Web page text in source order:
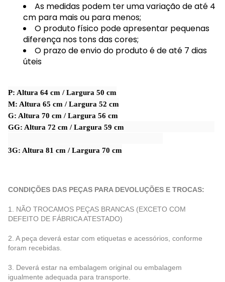
As medidas podem ter uma variação de até 4
cm para mais ou para menos;
O produto físico pode apresentar pequenas
diferença nos tons das cores;
O prazo de envio do produto é de até 7 dias
úteis
P: Altura 64 cm / Largura 50 cm
M: Altura 65 cm / Largura 52 cm
G: Altura 70 cm / Largura 56 cm
GG: Altura 72 cm / Largura 59 cm
3G: Altura 81 cm / Largura 70 cm
CONDIÇÕES DAS PEÇAS PARA DEVOLUÇÕES E TROCAS:
1. NÃO TROCAMOS PEÇAS BRANCAS (EXCETO COM
DEFEITO DE FÁBRICA ATESTADO)
2. A peça deverá estar com etiquetas e acessórios, conforme
foram recebidas.
3. Deverá estar na embalagem original ou embalagem
igualmente adequada para transporte.